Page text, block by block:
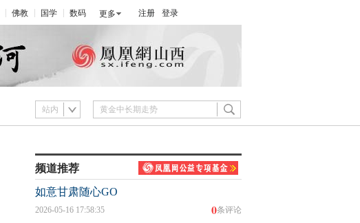
佛教 国学 数码 更多 注册 登录
站内
频道推荐
如意甘肃随心GO
0条评论
2026-05-16 17:58:35